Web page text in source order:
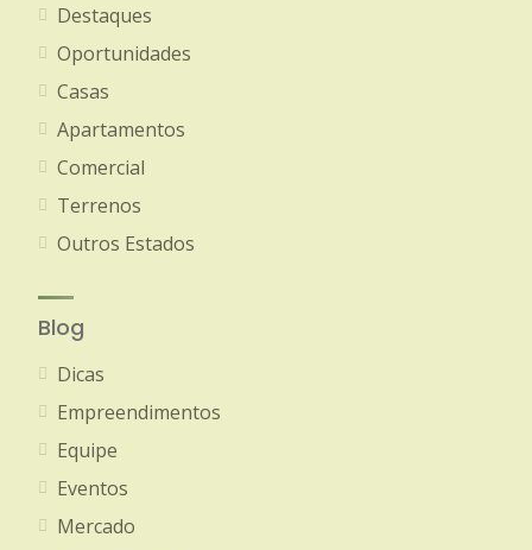
Destaques
Oportunidades
Casas
Apartamentos
Comercial
Terrenos
Outros Estados
Blog
Dicas
Empreendimentos
Equipe
Eventos
Mercado